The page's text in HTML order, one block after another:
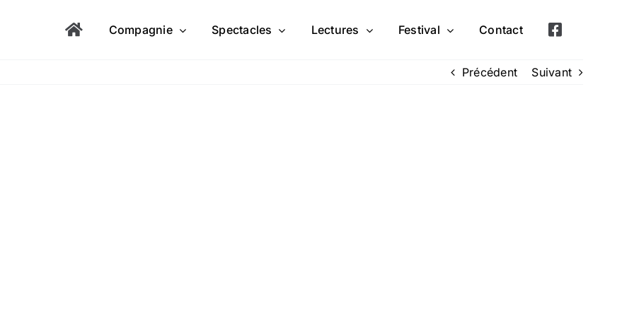
Compagnie Spectacles Lectures Festival Contact
Précédent Suivant